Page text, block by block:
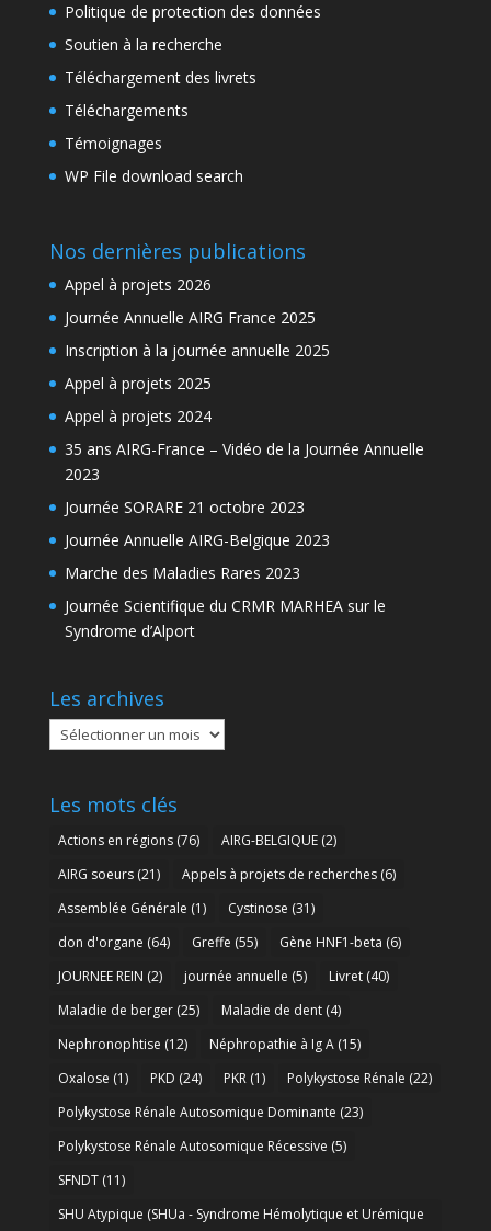
Politique de protection des données
Soutien à la recherche
Téléchargement des livrets
Téléchargements
Témoignages
WP File download search
Nos dernières publications
Appel à projets 2026
Journée Annuelle AIRG France 2025
Inscription à la journée annuelle 2025
Appel à projets 2025
Appel à projets 2024
35 ans AIRG-France – Vidéo de la Journée Annuelle
2023
Journée SORARE 21 octobre 2023
Journée Annuelle AIRG-Belgique 2023
Marche des Maladies Rares 2023
Journée Scientifique du CRMR MARHEA sur le
Syndrome d’Alport
Les archives
Les
archives
Les mots clés
Actions en régions(76) AIRG-BELGIQUE(2)
AIRG soeurs(21) Appels à projets de recherches(6)
Assemblée Générale (1) Cystinose (31)
don d'organe (64) Greffe (55) Gène HNF1-beta (6)
JOURNEE REIN (2) journée annuelle (5) Livret(40)
Maladie de berger(25) Maladie de dent(4)
Nephronophtise (12) Néphropathie à Ig A(15)
Oxalose (1) PKD (24) PKR(1) Polykystose Rénale (22)
Polykystose Rénale Autosomique Dominante (23)
Polykystose Rénale Autosomique Récessive (5)
SFNDT(11)
SHU Atypique (SHUa - Syndrome Hémolytique et Urémique